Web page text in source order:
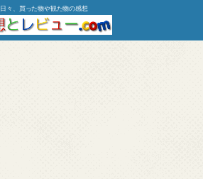
日々、買った物や観た物の感想